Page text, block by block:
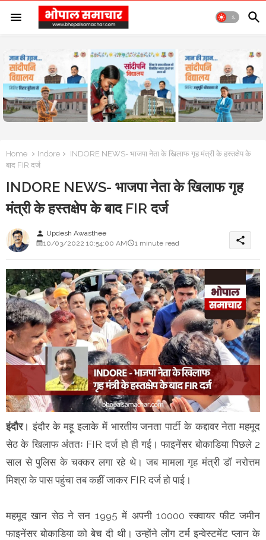
Home Indore
INDORE NEWS- भाजपा नेता के खिलाफ गृह मंत्री के हस्तक्षेप के
बाद FIR दर्ज
INDORE NEWS- भाजपा नेता के खिलाफ गृह
मंत्री के हस्तक्षेप के बाद FIR दर्ज
person Updesh Awasthee
10/03/2022 10:54:00 AM
1 minute read share
इंदौर। इंदौर के महू इलाके में भारतीय जनता पार्टी के कद्दावर नेता महमूद
सेठ के खिलाफ अंततः FIR दर्ज हो ही गई। फाइनेंसर बोकाडिया पिछले 2
साल से पुलिस के चक्कर लगा रहे थे। जब मामला गृह मंत्री डॉ नरोत्तम
मिश्रा के पास पहुंचा तब कहीं जाकर FIR दर्ज हो पाई।
महमूद खान सेठ ने सन 1995 में अपनी 10000 स्क्वायर फीट जमीन
फाइनेंसर बोकाडिया को बेच दी थी। उन्होंने लोंग टर्म इन्वेस्टमेंट प्लान के